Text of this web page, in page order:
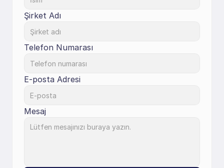
Şirket Adı
Telefon Numarası
E-posta Adresi
Mesaj